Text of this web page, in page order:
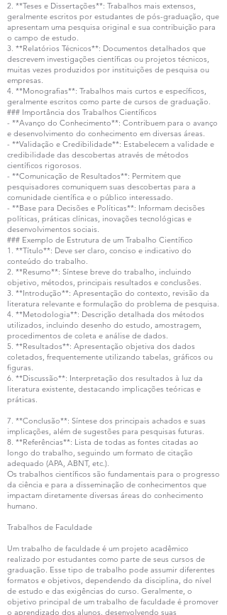
2. **Teses e Dissertações**: Trabalhos mais extensos,
geralmente escritos por estudantes de pós-graduação, que
apresentam uma pesquisa original e sua contribuição para
o campo de estudo.
3. **Relatórios Técnicos**: Documentos detalhados que
descrevem investigações científicas ou projetos técnicos,
muitas vezes produzidos por instituições de pesquisa ou
empresas.
4. **Monografias**: Trabalhos mais curtos e específicos,
geralmente escritos como parte de cursos de graduação.
### Importância dos Trabalhos Científicos
- **Avanço do Conhecimento**: Contribuem para o avanço
e desenvolvimento do conhecimento em diversas áreas.
- **Validação e Credibilidade**: Estabelecem a validade e
credibilidade das descobertas através de métodos
científicos rigorosos.
- **Comunicação de Resultados**: Permitem que
pesquisadores comuniquem suas descobertas para a
comunidade científica e o público interessado.
- **Base para Decisões e Políticas**: Informam decisões
políticas, práticas clínicas, inovações tecnológicas e
desenvolvimentos sociais.
### Exemplo de Estrutura de um Trabalho Científico
1. **Título**: Deve ser claro, conciso e indicativo do
conteúdo do trabalho.
2. **Resumo**: Síntese breve do trabalho, incluindo
objetivo, métodos, principais resultados e conclusões.
3. **Introdução**: Apresentação do contexto, revisão da
literatura relevante e formulação do problema de pesquisa.
4. **Metodologia**: Descrição detalhada dos métodos
utilizados, incluindo desenho do estudo, amostragem,
procedimentos de coleta e análise de dados.
5. **Resultados**: Apresentação objetiva dos dados
coletados, frequentemente utilizando tabelas, gráficos ou
figuras.
6. **Discussão**: Interpretação dos resultados à luz da
literatura existente, destacando implicações teóricas e
práticas.
7. **Conclusão**: Síntese dos principais achados e suas
implicações, além de sugestões para pesquisas futuras.
8. **Referências**: Lista de todas as fontes citadas ao
longo do trabalho, seguindo um formato de citação
adequado (APA, ABNT, etc.).
Os trabalhos científicos são fundamentais para o progresso
da ciência e para a disseminação de conhecimentos que
impactam diretamente diversas áreas do conhecimento
humano.
Trabalhos de Faculdade
Um trabalho de faculdade é um projeto acadêmico
realizado por estudantes como parte de seus cursos de
graduação. Esse tipo de trabalho pode assumir diferentes
formatos e objetivos, dependendo da disciplina, do nível
de estudo e das exigências do curso. Geralmente, o
objetivo principal de um trabalho de faculdade é promover
o aprendizado dos alunos, desenvolvendo suas